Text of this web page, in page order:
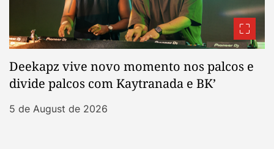
Deekapz vive novo momento nos palcos e
divide palcos com Kaytranada e BK’
5 de August de 2026